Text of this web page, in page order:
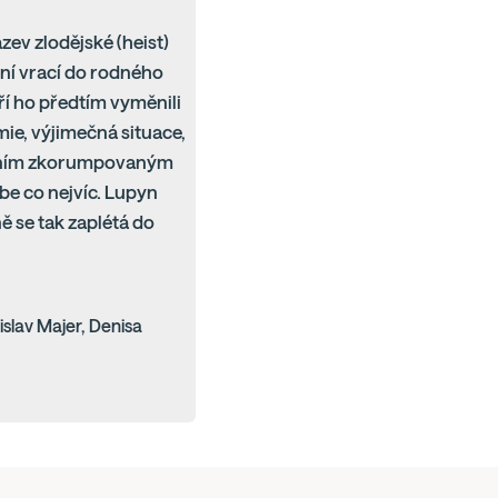
zlodějské (heist)
vrací do rodného
ho předtím vyměnili
výjimečná situace,
zkorumpovaným
co nejvíc. Lupyn
se tak zaplétá do
Majer, Denisa